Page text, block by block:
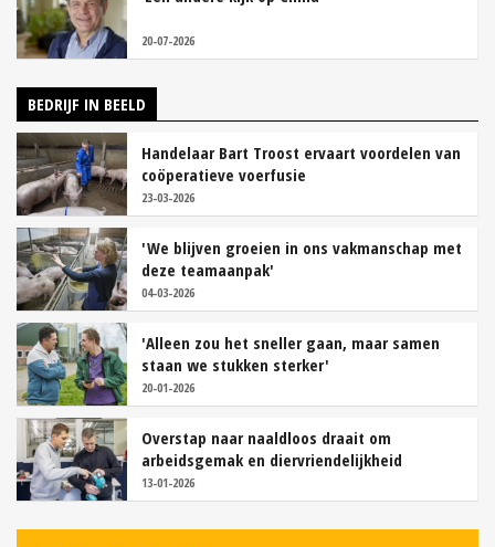
20-07-2026
BEDRIJF IN BEELD
Handelaar Bart Troost ervaart voordelen van
coöperatieve voerfusie
23-03-2026
'We blijven groeien in ons vakmanschap met
deze teamaanpak'
04-03-2026
'Alleen zou het sneller gaan, maar samen
staan we stukken sterker'
20-01-2026
Overstap naar naaldloos draait om
arbeidsgemak en diervriendelijkheid
13-01-2026